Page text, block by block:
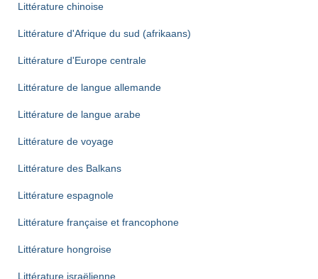
Littérature chinoise
Littérature d'Afrique du sud (afrikaans)
Littérature d'Europe centrale
Littérature de langue allemande
Littérature de langue arabe
Littérature de voyage
Littérature des Balkans
Littérature espagnole
Littérature française et francophone
Littérature hongroise
Littérature israëlienne